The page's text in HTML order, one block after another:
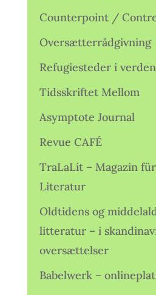
Counterpoint /
Oversætterrådgivning
Refugiesteder i verden
Tidsskriftet Mellom
Asymptote Journal
Revue CAFÉ
TraLaLit – Magazin
Literatur
Oldtidens og
litteratur – i
oversættelser
Babelwerk –